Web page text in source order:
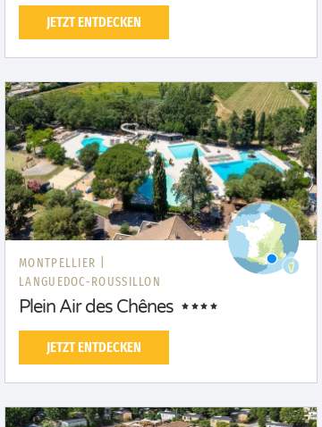
JETZT ENTDECKEN
MONTPELLIER |
LANGUEDOC-ROUSSILLON
Plein Air des Chênes
JETZT ENTDECKEN